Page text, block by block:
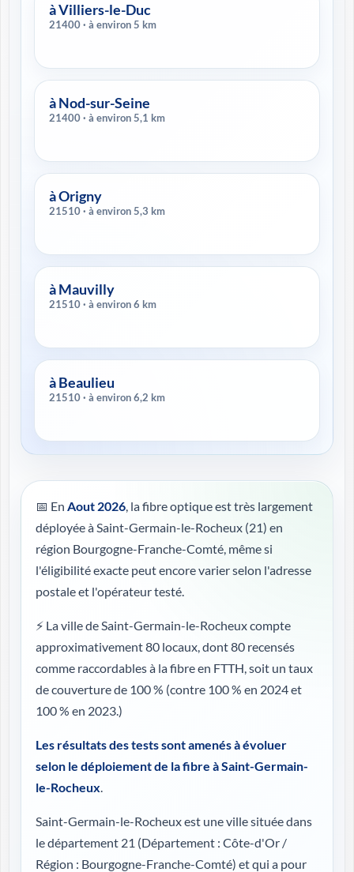
à Villiers-le-Duc
21400 · à environ 5 km
à Nod-sur-Seine
21400 · à environ 5,1 km
à Origny
21510 · à environ 5,3 km
à Mauvilly
21510 · à environ 6 km
à Beaulieu
21510 · à environ 6,2 km
📅 En Aout 2026, la fibre optique est très largement
déployée à Saint-Germain-le-Rocheux (21) en
région Bourgogne-Franche-Comté, même si
l'éligibilité exacte peut encore varier selon l'adresse
postale et l'opérateur testé.
⚡ La ville de Saint-Germain-le-Rocheux compte
approximativement 80 locaux, dont 80 recensés
comme raccordables à la fibre en FTTH, soit un taux
de couverture de 100 % (contre 100 % en 2024 et
100 % en 2023.)
Les résultats des tests sont amenés à évoluer
selon le déploiement de la fibre à Saint-Germain-
le-Rocheux.
Saint-Germain-le-Rocheux est une ville située dans
le département 21 (Département : Côte-d'Or /
Région : Bourgogne-Franche-Comté) et qui a pour